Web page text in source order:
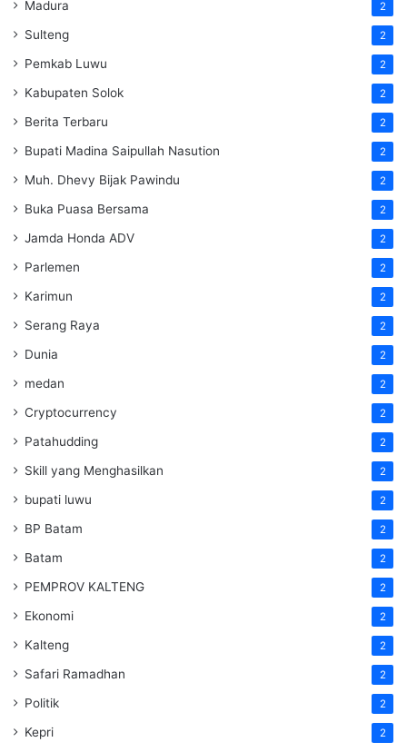
Madura 2
Sulteng 2
Pemkab Luwu 2
Kabupaten Solok 2
Berita Terbaru 2
Bupati Madina Saipullah Nasution 2
Muh. Dhevy Bijak Pawindu 2
Buka Puasa Bersama 2
Jamda Honda ADV 2
Parlemen 2
Karimun 2
Serang Raya 2
Dunia 2
medan 2
Cryptocurrency 2
Patahudding 2
Skill yang Menghasilkan 2
bupati luwu 2
BP Batam 2
Batam 2
PEMPROV KALTENG 2
Ekonomi 2
Kalteng 2
Safari Ramadhan 2
Politik 2
Kepri 2